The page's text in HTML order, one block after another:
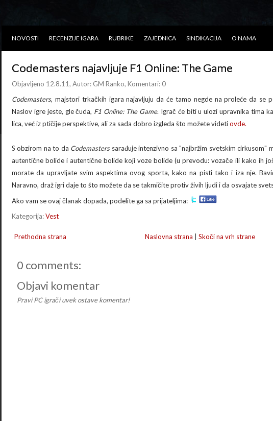
NOVOSTI RECENZIJE IGARA RUBRIKE ZAJEDNICA SINDIKACIJA O NAMA
Codemasters najavljuje F1 Online: The Game
Objavljeno 12.8.11, Autor: GM Ranko, Komentari: 0
Codemasters, majstori trkačkih igara najavljuju da će tamo negde na proleće da se
Naslov igre jeste, gle čuda, F1 Online: The Game. Igrač će biti u ulozi upravnika tima
lica, već iz ptičije perspektive, ali za sada dobro izgleda što možete videtiovde.
S obzirom na to da Codemasterssarađuje intenzivno sa "najbržim svetskim cirkusom"
autentične bolide i autentične bolide koji voze bolide (u prevodu: vozače ili kako ih
morate da upravljate svim aspektima ovog sporta, kako na pisti tako i iza nje.
Naravno, draž igri daje to što možete da se takmičite protiv živih ljudi i da osvajate
Ako vam se ovaj članak dopada, podelite ga sa prijateljima:
Kategorija:Vest
Prethodna strana Naslovna strana Skoči na vrh strane
0 comments:
Objavi komentar
Pravi PC igrači uvek ostave komentar!